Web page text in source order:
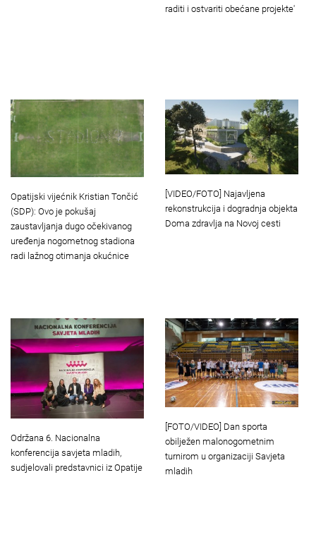
raditi i ostvariti obećane projekte'
Opatijski vijećnik Kristian Tončić
(SDP): Ovo je pokušaj
zaustavljanja dugo očekivanog
uređenja nogometnog stadiona
radi lažnog otimanja okućnice
[VIDEO/FOTO] Najavljena
rekonstrukcija i dogradnja objekta
Doma zdravlja na Novoj cesti
Održana 6. Nacionalna
konferencija savjeta mladih,
sudjelovali predstavnici iz Opatije
[FOTO/VIDEO] Dan sporta
obilježen malonogometnim
turnirom u organizaciji Savjeta
mladih